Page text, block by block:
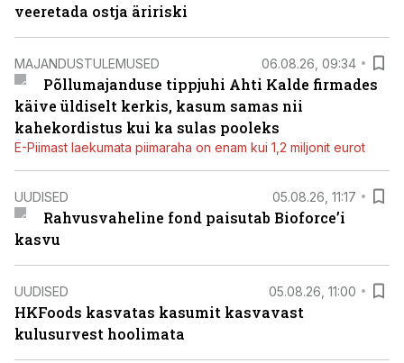
veeretada ostja äririski
MAJANDUSTULEMUSED 06.08.26, 09:34
Põllumajanduse tippjuhi Ahti Kalde firmades
käive üldiselt kerkis, kasum samas nii
kahekordistus kui ka sulas pooleks
E-Piimast laekumata piimaraha on enam kui 1,2 miljonit eurot
UUDISED 05.08.26, 11:17
Rahvusvaheline fond paisutab Bioforce’i
kasvu
UUDISED 05.08.26, 11:00
HKFoods kasvatas kasumit kasvavast
kulusurvest hoolimata